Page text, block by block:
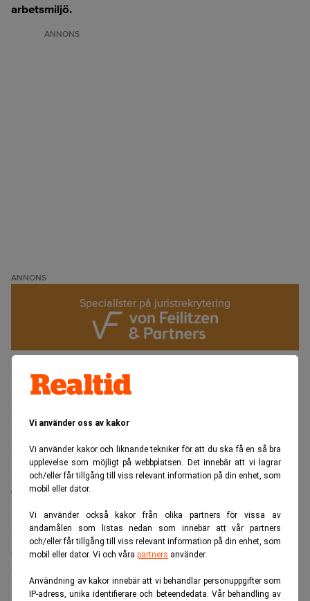
Vi använder oss av kakor
Vi använder kakor och liknande tekniker för att du ska få en så bra
upplevelse som möjligt på webbplatsen. Det innebär att vi lagrar
och/eller får tillgång till viss relevant information på din enhet, som
mobil eller dator.
Vi använder också kakor från olika partners för vissa av
ändamålen som listas nedan som innebär att vår partners
och/eller får tillgång till viss relevant information på din enhet, som
mobil eller dator. Vi och våra partners använder.
Användning av kakor innebär att vi behandlar personuppgifter som
IP-adress, unika identifierare och beteendedata. Vår behandling av
arbetsmiljö.
ANNONS
ANNONS
Specialister på juristrekrytering
I dag lanseras den nya advokatbyrån Cirio med särskild
spetskompetens inom progressiva områden som
förnyelsebar energi, life science och digitalisering.
Byrån har sitt kontor på Mäster Samuelsgatan 20 och
består av 125 medarbetare som tidigare arbetade vid
Advokatfirman Lindahl i Stockholm.
Cirio skriver i ett pressmeddelande att man inte bara vill
vara en juridisk rådgivare av högsta kvalitet utan också en
betrodd långsiktig affärspartner. “För att kunna leverera
det är en av våra viktigaste uppgifter att skapa en
branschledande arbetsmiljö för våra medarbetare utifrån
vad morgondagens talanger efterfrågar.”